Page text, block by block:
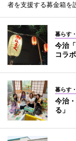
者を支援する募金箱を
暮らす
今治
コラボ
暮らす
今治
る」